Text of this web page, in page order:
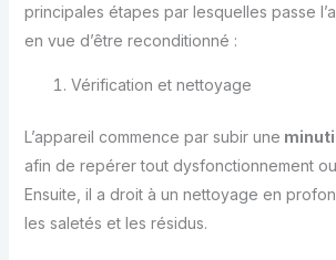
principales étapes par lesquelles passe
en vue d’être reconditionné :
Vérification et nettoyage
L’appareil commence par subir une
afin de repérer tout dysfonctionnement
Ensuite, il a droit à un nettoyage en
les saletés et les résidus.